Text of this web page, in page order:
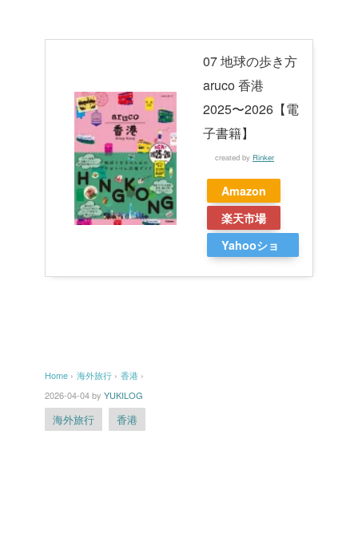
07 地球の歩き方
aruco 香港
2025〜2026【電
子書籍】
created by Rinker
Amazon
楽天市場
Yahooショ
Home › 海外旅行 › 香港 ›
2026-04-04by YUKILOG
海外旅行 香港